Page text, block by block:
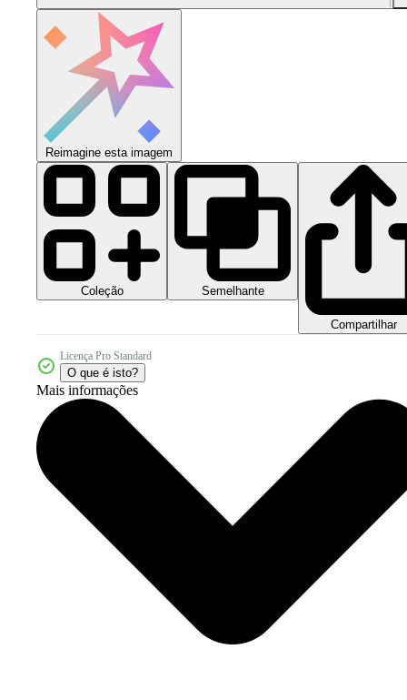
Reimagine esta imagem
Coleção Semelhante
Compartilhar
Licença Pro Standard
O que é isto?
Mais informações